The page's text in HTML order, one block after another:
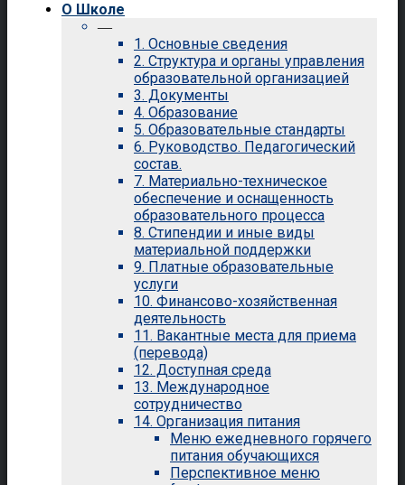
О Школе
—
1. Основные сведения
2. Структура и органы управления
образовательной организацией
3. Документы
4. Образование
5. Образовательные стандарты
6. Руководство. Педагогический
состав.
7. Материально-техническое
обеспечение и оснащенность
образовательного процесса
8. Стипендии и иные виды
материальной поддержки
9. Платные образовательные
услуги
10. Финансово-хозяйственная
деятельность
11. Вакантные места для приема
(перевода)
12. Доступная среда
13. Международное
сотрудничество
14. Организация питания
Меню ежедневного горячего
питания обучающихся
Перспективное меню